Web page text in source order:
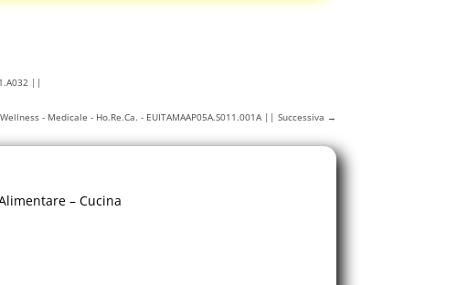
||
- Medicale - Ho.Re.Ca. - EUITAMAAP05A.S011.001A || Successiva →
– Cucina